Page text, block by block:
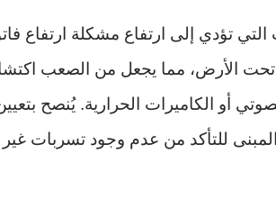
تؤدي إلى ارتفاع مشكلة ارتفاع
الأرض، مما يجعل من الصعب
أو الكاميرات الحرارية. يُنصح
للتأكد من عدم وجود تسربات غير